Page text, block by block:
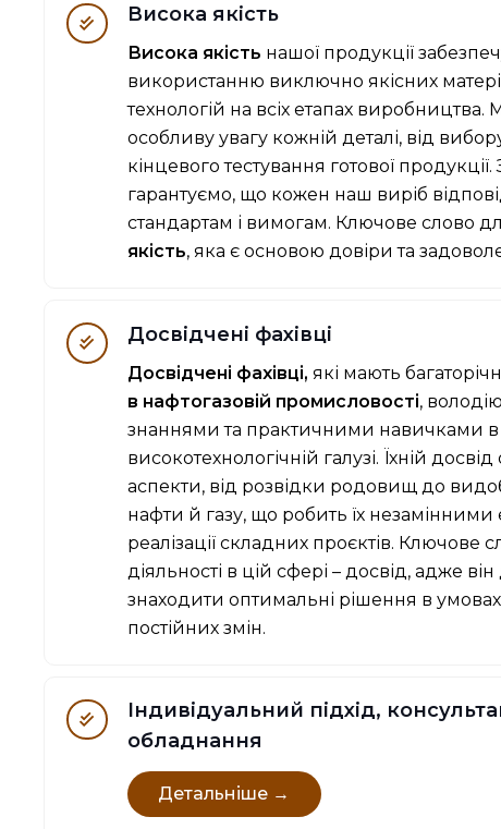
Висока якість
Висока якість нашої продукції
використанню виключно якісних
технологій на всіх етапах
особливу увагу кожній деталі, від
кінцевого тестування готової
гарантуємо, що кожен наш виріб
стандартам і вимогам. Ключове слово
якість, яка є основою довіри та
Досвідчені фахівці
Досвідчені фахівці, які мають
в нафтогазовій промисловості,
знаннями та практичними навичками в
високотехнологічній галузі. Їхній
аспекти, від розвідки родовищ до
нафти й газу, що робить їх
реалізації складних проєктів. Ключове
діяльності в цій сфері – досвід, адже
знаходити оптимальні рішення в
постійних змін.
Індивідуальний підхід,
обладнання
Детальніше →